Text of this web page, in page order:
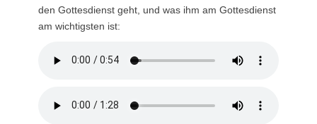
den Gottesdienst geht, und was ihm am Gottesdienst
am wichtigsten ist: